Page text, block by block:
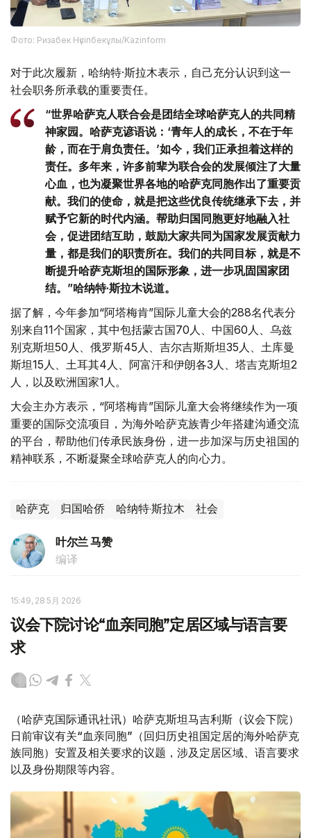
Фото: Ризабек Нүсіпбекұлы/Kazinform
对于此次履新，哈纳特·斯拉木表示，自己充分认识到这一
社会职务所承载的重要责任。
“世界哈萨克人联合会是团结全球哈萨克人的共同精
神家园。哈萨克谚语说：‘青年人的成长，不在于年
龄，而在于肩负责任。’如今，我们正承担着这样的
责任。多年来，许多前辈为联合会的发展倾注了大量
心血，也为凝聚世界各地的哈萨克同胞作出了重要贡
献。我们的使命，就是把这些优良传统继承下去，并
赋予它新的时代内涵。帮助归国同胞更好地融入社
会，促进团结互助，鼓励大家共同为国家发展贡献力
量，都是我们的职责所在。我们的共同目标，就是不
断提升哈萨克斯坦的国际形象，进一步巩固国家团
结。”哈纳特·斯拉木说道。
据了解，今年参加“阿塔梅肯”国际儿童大会的288名代表分
别来自11个国家，其中包括蒙古国70人、中国60人、乌兹
别克斯坦50人、俄罗斯45人、吉尔吉斯斯坦35人、土库曼
斯坦15人、土耳其4人、阿富汗和伊朗各3人、塔吉克斯坦2
人，以及欧洲国家1人。
大会主办方表示，“阿塔梅肯”国际儿童大会将继续作为一项
重要的国际交流项目，为海外哈萨克族青少年搭建沟通交流
的平台，帮助他们传承民族身份，进一步加深与历史祖国的
精神联系，不断凝聚全球哈萨克人的向心力。
哈萨克 归国哈侨 哈纳特·斯拉木 社会
叶尔兰 马赞
编译
15:49, 28 5月 2026
议会下院讨论“血亲同胞”定居区域与语言要
求
（哈萨克国际通讯社讯）哈萨克斯坦马吉利斯（议会下院）
日前审议有关“血亲同胞”（回归历史祖国定居的海外哈萨克
族同胞）安置及相关要求的议题，涉及定居区域、语言要求
以及身份期限等内容。